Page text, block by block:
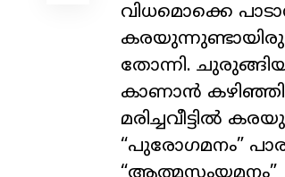
വിധമൊക്കെ
തോന്നി.
കാണാൻ
“പുരോഗമനം”